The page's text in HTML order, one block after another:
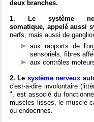
deux branches.
1. Le système
somatique, appelé aussi
nerfs, mais aussi de
aux rapports de
sensoriels, fibres
aux contrôles
2. Le système nerveux
c'est-à-dire involontaire
", est associé du
muscles lisses, le muscle
ou endocrines.